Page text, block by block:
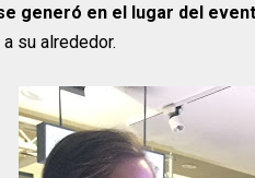
generó en el lugar del
su alrededor.